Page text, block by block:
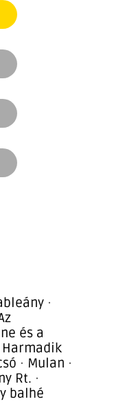
·
és a
Harmadik
· Mulan ·
Rt. ·
balhé